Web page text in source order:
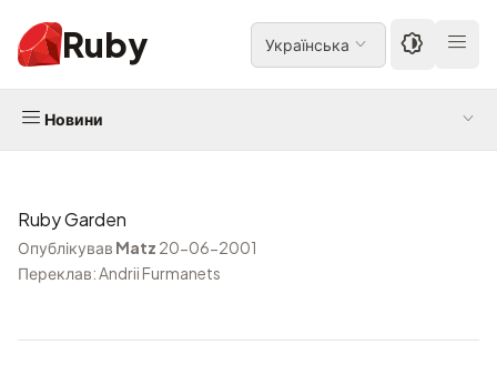
Ruby Українська
Новини
Ruby Garden
Опублікував Matz 20-06-2001
Переклав: Andrii Furmanets